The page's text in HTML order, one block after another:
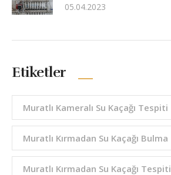
05.04.2023
Etiketler
Muratlı Kameralı Su Kaçağı Tespiti
Muratlı Kırmadan Su Kaçağı Bulma
Muratlı Kırmadan Su Kaçağı Tespiti